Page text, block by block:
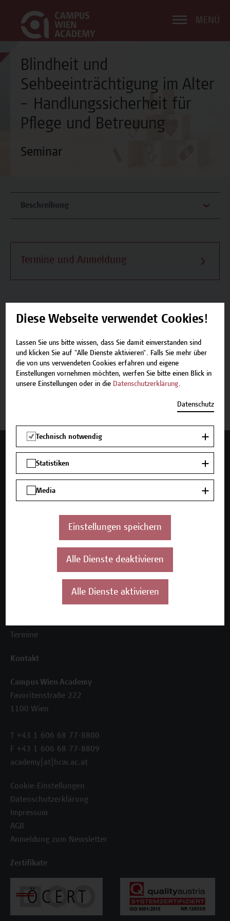
MENÜ
Blindheit und
Sehbeeinträchtigung im Alter
– Handlungssicherheit für
Pflege und Betreuung
Seminar
Beschreibung
Termine und Anmeldung
Beschreibung
Termine und Anmeldung
Mehr Infos gewünscht?
Inhouse-Weiterbildung
Die Campus Wien Academy
Referenzen und Partner*innen
Termine
Kontakt
Campus Wien Academy
Favoritenstraße 222
1100 Wien
T +43 1 606 68 77-8800
F +43 1 606 68 77-8809
academy[at]hcw.ac.at
Cookie-Einstellungen
Datenschutzerklärung
Impressum
AGB
Anmeldung zum Newsletter
Zertifikate
Diese Webseite verwendet Cookies!
Lassen Sie uns bitte wissen, dass Sie damit einverstanden sind
und klicken Sie auf "Alle Dienste aktivieren". Falls Sie mehr über
die von uns verwendeten Cookies erfahren und eigene
Einstellungen vornehmen möchten, werfen Sie bitte einen Blick in
unsere Einstellungen oder in die Datenschutzerklärung.
Datenschutz
Technisch notwendig
Statistiken
Media
Einstellungen speichern
Alle Dienste deaktivieren
Alle Dienste aktivieren